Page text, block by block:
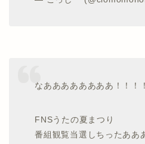
なああああああああ！！！！
FNSうたの夏まつり
番組観覧当選しちったあ